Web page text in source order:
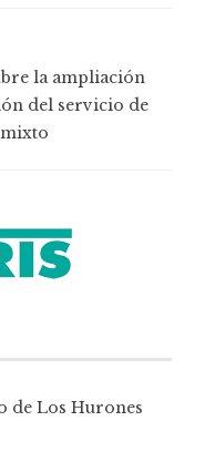
la ampliación
del servicio de
mixto
de Los Hurones